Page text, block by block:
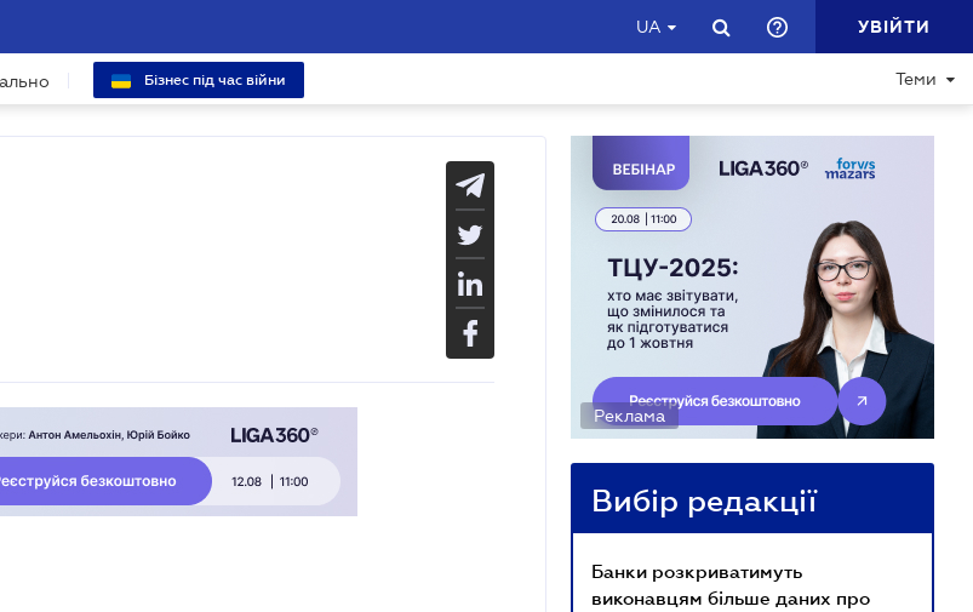
UA УВІЙТИ
Бізнес під час війни Теми
Реклама
Вибір редакції
Банки розкриватимуть
виконавцям більше даних про